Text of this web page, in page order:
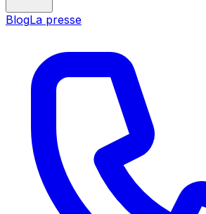
BlogLa presse